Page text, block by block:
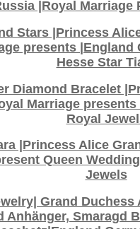
|Royal Marriage
Stars |Princess
presents
Hesse Star
Diamond Bracelet
Marriage
Royal
|Princess Alice
Queen
Jewels
Grand
Anhänger, Smaragd